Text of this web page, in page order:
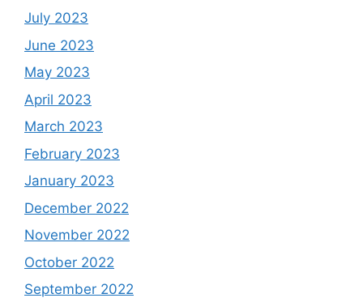
July 2023
June 2023
May 2023
April 2023
March 2023
February 2023
January 2023
December 2022
November 2022
October 2022
September 2022